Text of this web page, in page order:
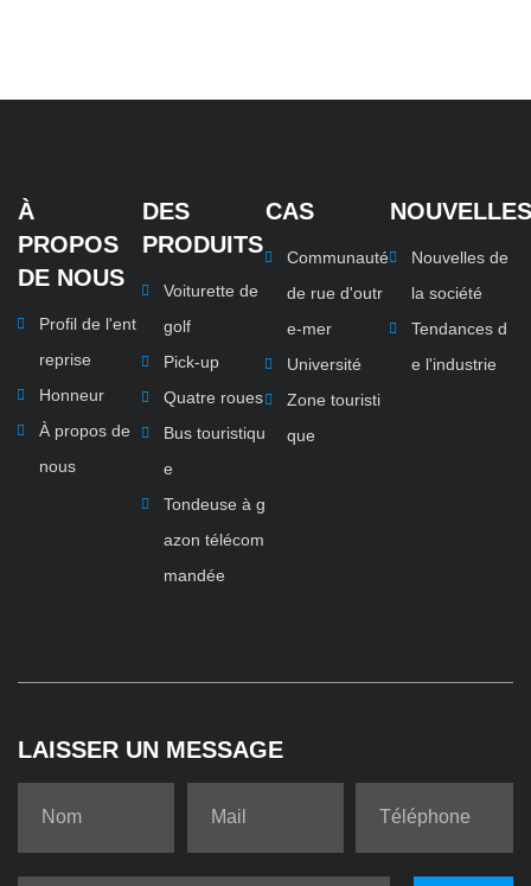
À
PROPOS
DE NOUS
Profil de l'ent
reprise
Honneur
À propos de
nous
DES
PRODUITS
Voiturette de
golf
Pick-up
Quatre roues
Bus touristiqu
e
Tondeuse à g
azon télécom
mandée
CAS
Communauté
de rue d'outr
e-mer
Université
Zone touristi
que
NOUVELLES
Nouvelles de
la société
Tendances d
e l'industrie
LAISSER UN MESSAGE